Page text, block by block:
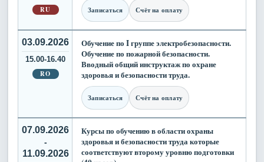
RU Записаться Счёт на оплату
03.09.2026
15.00-16.40
RO
Обучение по I группе электробезопасности.
Обучение по пожарной безопасности.
Вводный общий инструктаж по охране
здоровья и безопасности труда.
Записаться Счёт на оплату
07.09.2026
-
11.09.2026
Курсы по обучению в области охраны
здоровья и безопасности труда которые
соответствуют второму уровню подготовки